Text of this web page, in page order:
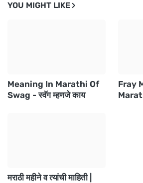
YOU MIGHT LIKE
Meaning In Marathi Of
Swag - स्वॅग म्हणजे काय
Fray
मराठी महीने व त्यांची माहिती |